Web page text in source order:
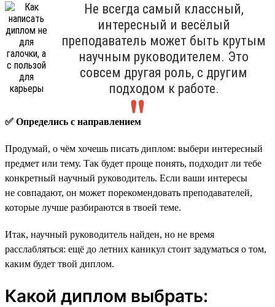
Не всегда самый классный,
интересный и весёлый
преподаватель может быть крутым
научным руководителем. Это
совсем другая роль, с другим
подходом к работе.
✅ Определись с направлением
Продумай, о чём хочешь писать диплом: выбери интересный
предмет или тему. Так будет проще понять, подходит ли тебе
конкретный научный руководитель. Если ваши интересы
не совпадают, он может порекомендовать преподавателей,
которые лучше разбираются в твоей теме.
Итак, научный руководитель найден, но не время
расслабляться: ещё до летних каникул стоит задуматься о том,
каким будет твой диплом.
Какой диплом выбрать: